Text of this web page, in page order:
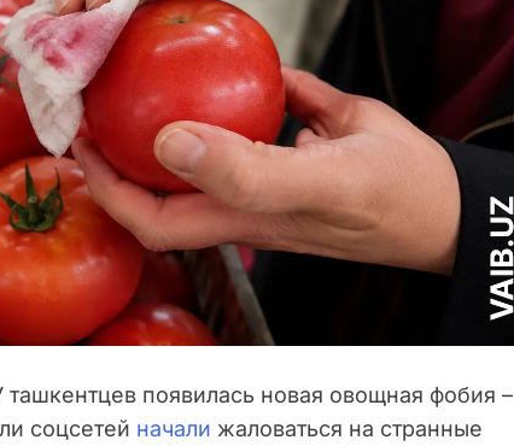
ташкентцев появилась новая овощная фобия –
соцсетей начали жаловаться на странные